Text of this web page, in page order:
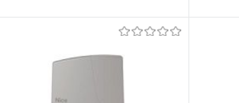
В корзину